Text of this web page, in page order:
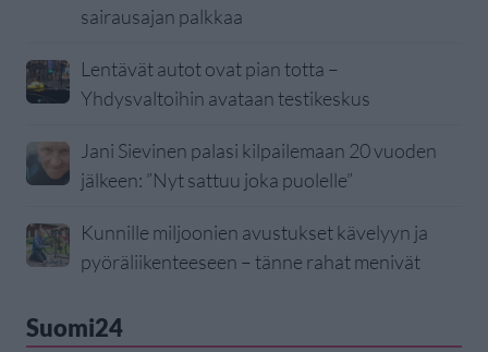
sairausajan palkkaa
Lentävät autot ovat pian totta –
Yhdysvaltoihin avataan testikeskus
Jani Sievinen palasi kilpailemaan 20 vuoden
jälkeen: ”Nyt sattuu joka puolelle”
Kunnille miljoonien avustukset kävelyyn ja
pyöräliikenteeseen – tänne rahat menivät
Suomi24